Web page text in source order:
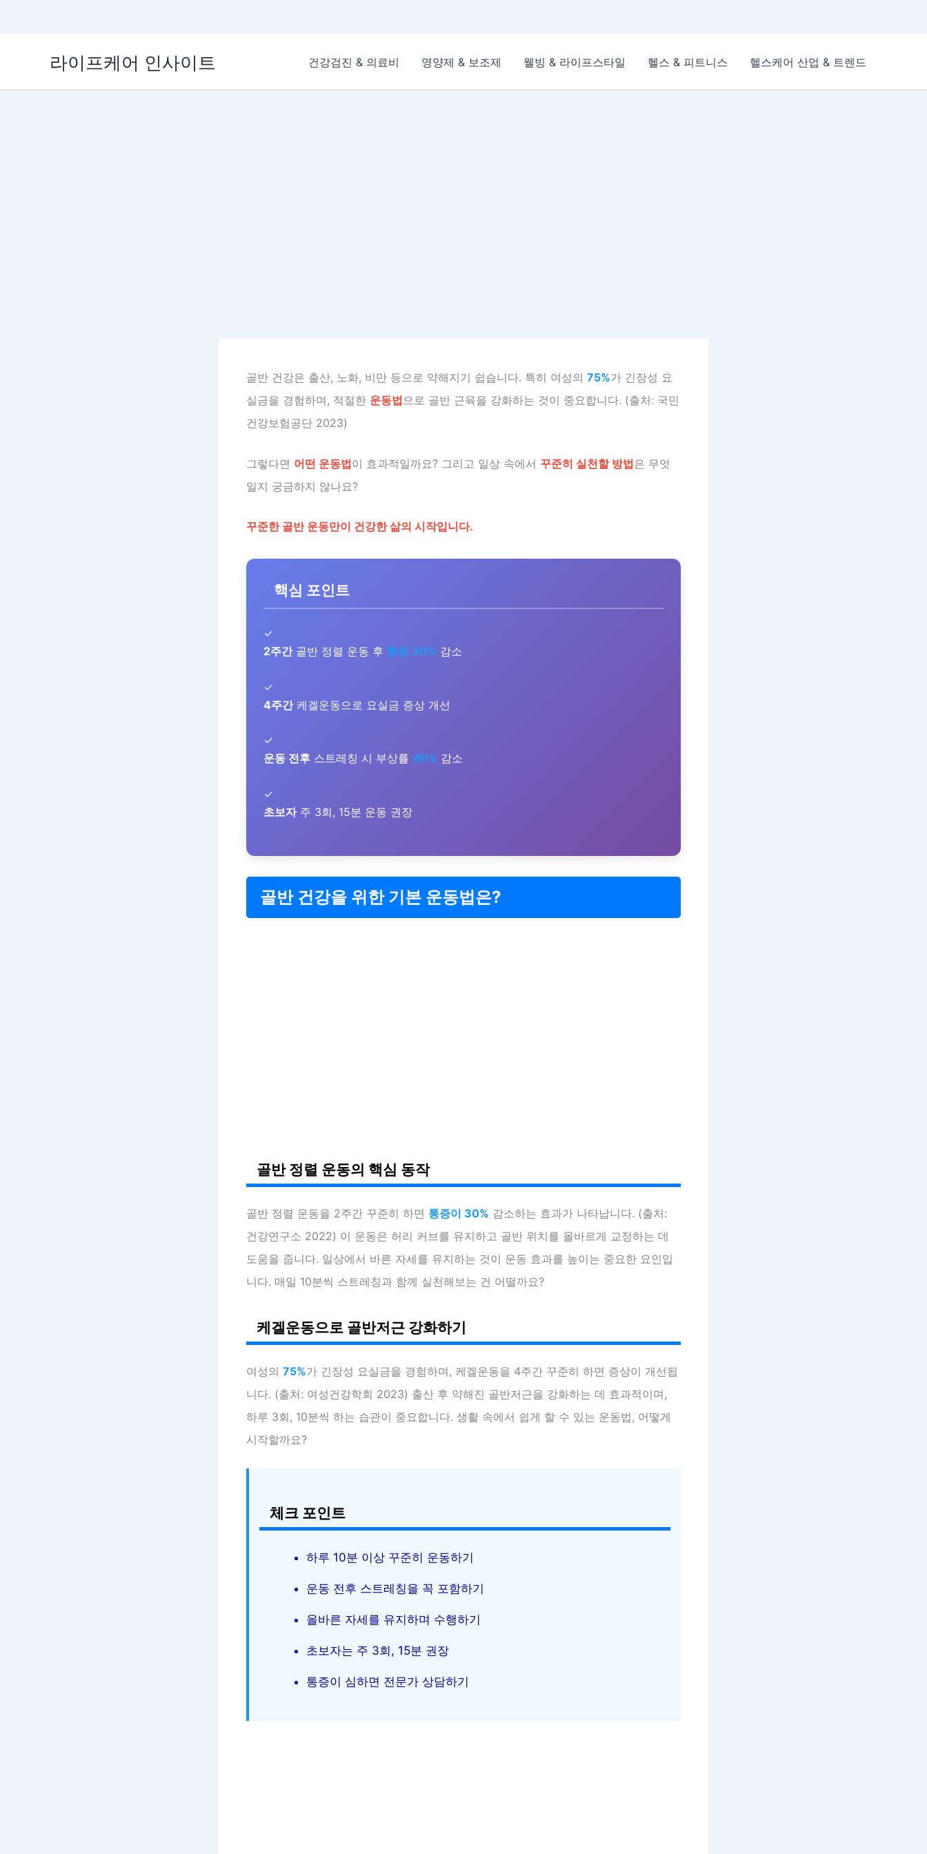
라이프케어 인사이트 건강검진 & 의료비 영양제 & 보조제 웰빙 & 라이프스타일 헬스 & 피트니스 헬스케어 산업 & 트렌드
골반 건강은 출산, 노화, 비만 등으로 약해지기 쉽습니다. 특히 여성의 75%가 긴장성 요
실금을 경험하며, 적절한 운동법으로 골반 근육을 강화하는 것이 중요합니다. (출처: 국민
건강보험공단 2023)
그렇다면 어떤 운동법이 효과적일까요? 그리고 일상 속에서 꾸준히 실천할 방법은 무엇
일지 궁금하지 않나요?
꾸준한 골반 운동만이 건강한 삶의 시작입니다.
핵심 포인트
✓
2주간골반 정렬 운동 후 통증 30% 감소
✓
4주간케겔운동으로 요실금 증상 개선
✓
운동 전후 스트레칭 시 부상률 40% 감소
✓
초보자주 3회, 15분 운동 권장
골반 건강을 위한 기본 운동법은?
골반 정렬 운동의 핵심 동작
골반 정렬 운동을 2주간 꾸준히 하면 통증이 30% 감소하는 효과가 나타납니다. (출처:
건강연구소 2022) 이 운동은 허리 커브를 유지하고 골반 위치를 올바르게 교정하는 데
도움을 줍니다. 일상에서 바른 자세를 유지하는 것이 운동 효과를 높이는 중요한 요인입
니다. 매일 10분씩 스트레칭과 함께 실천해보는 건 어떨까요?
케겔운동으로 골반저근 강화하기
여성의 75%가 긴장성 요실금을 경험하며, 케겔운동을 4주간 꾸준히 하면 증상이 개선됩
니다. (출처: 여성건강학회 2023) 출산 후 약해진 골반저근을 강화하는 데 효과적이며,
하루 3회, 10분씩 하는 습관이 중요합니다. 생활 속에서 쉽게 할 수 있는 운동법, 어떻게
시작할까요?
체크 포인트
하루 10분 이상 꾸준히 운동하기
운동 전후 스트레칭을 꼭 포함하기
올바른 자세를 유지하며 수행하기
초보자는 주 3회, 15분 권장
통증이 심하면 전문가 상담하기